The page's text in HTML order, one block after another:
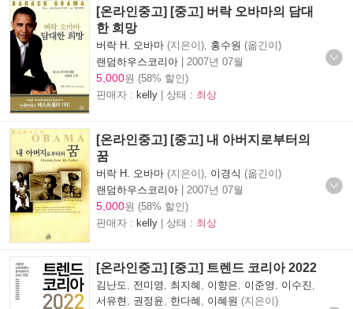
[온라인중고] [중고] 버락 오바마의 담대
한 희망
버락 H. 오바마 (지은이), 홍수원 (옮긴이)
랜덤하우스코리아 | 2007년 07월
5,000원 (58% 할인)
판매자 : kelly | 상태 : 최상
[온라인중고] [중고] 내 아버지로부터의
꿈
버락 H. 오바마 (지은이), 이경식 (옮긴이)
랜덤하우스코리아 | 2007년 07월
5,000원 (58% 할인)
판매자 : kelly | 상태 : 최상
[온라인중고] [중고] 트렌드 코리아 2022
김난도 전미영 최지혜 이향은 이준영 이수진
서유현
권정윤 한다혜 이혜원 (지은이)